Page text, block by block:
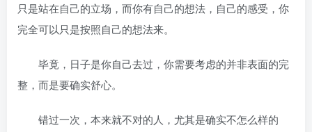
只是站在自己的立场，而你有自己的想法，自己的感受，你
完全可以只是按照自己的想法来。
毕竟，日子是你自己去过，你需要考虑的并非表面的完
整，而是要确实舒心。
错过一次，本来就不对的人，尤其是确实不怎么样的